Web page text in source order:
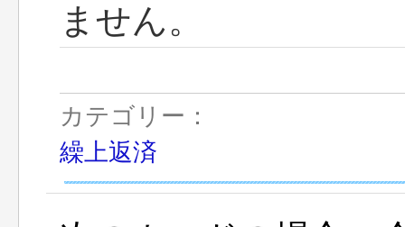
ません。
カテゴリー：
繰上返済